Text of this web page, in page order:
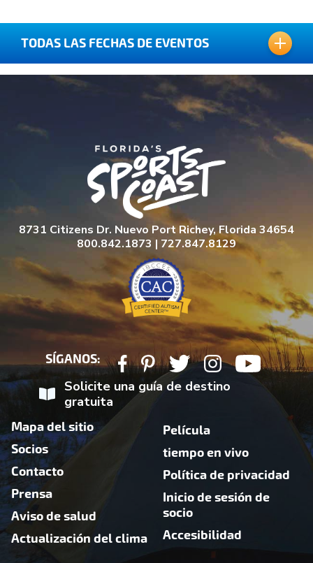
TODAS LAS FECHAS DE EVENTOS
06 DE DICIEMBRE DE 2019
8731 Citizens Dr. Nuevo Port Richey, Florida 34654
800.842.1873 | 727.847.8129
SÍGANOS:
Solicite una guía de destino
gratuita
Mapa del sitio
Socios
Contacto
Prensa
Aviso de salud
Actualización del clima
Película
tiempo en vivo
Política de privacidad
Inicio de sesión de
socio
Accesibilidad